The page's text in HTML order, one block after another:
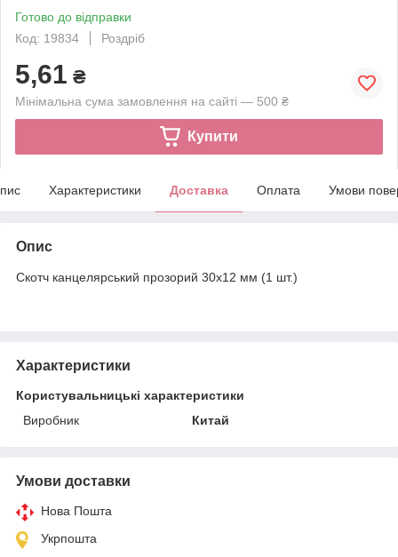
Готово до відправки
Код: 19834
Роздріб
5,61 ₴
Мінімальна сума замовлення на сайті — 500 ₴
Купити
Характеристики Доставка Оплата Умови
Опис
Скотч канцелярський прозорий 30х12 мм (1 шт.)
Характеристики
Користувальницькі характеристики
Виробник
Китай
Умови доставки
Нова Пошта
Укрпошта